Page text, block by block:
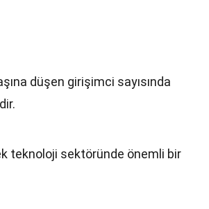
düşen girişimci sayısında
teknoloji sektöründe önemli bir